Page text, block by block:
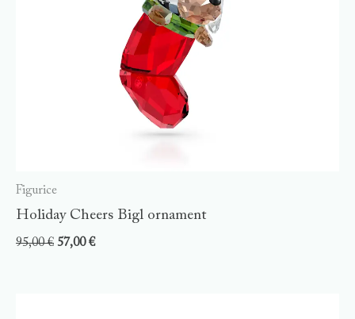
Figurice
Holiday Cheers Bigl ornament
95,00€ 57,00€